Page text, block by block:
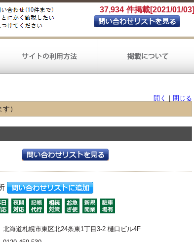
37,934 件掲載[2021/01/03]
開く
｜ 閉じる
）
小売 金融
保険
生活関連サービス
決算 会計ソフト導入
選択なし
ミロク法人会計 使える会計 選択なし
。
北海道札幌市東区北24条東1丁目3-2 樋口ビル4F